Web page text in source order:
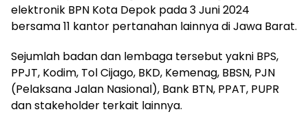
elektronik BPN Kota Depok pada 3 Juni 2024
bersama 11 kantor pertanahan lainnya di Jawa Barat.
Sejumlah badan dan lembaga tersebut yakni BPS,
PPJT, Kodim, Tol Cijago, BKD, Kemenag, BBSN, PJN
(Pelaksana Jalan Nasional), Bank BTN, PPAT, PUPR
dan stakeholder terkait lainnya.